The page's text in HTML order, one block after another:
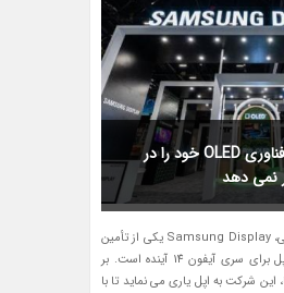
سامسونگ برترین فناوری OLED خود را در
طبق گفته ی یک منبع داخلی، Samsung Display یکی از تأمین
کننده های اصلی OLED اپل برای سری آیفون 14 آینده است. بر
شرکت به اپل یاری می نماید تا با